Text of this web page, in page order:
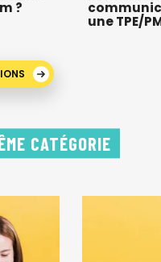
?
une TPE/
CATÉGORIE